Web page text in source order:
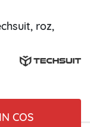
roz,
COS